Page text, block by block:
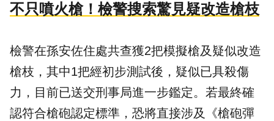
不只噴火槍！檢警搜索驚見疑改造槍枝
檢警在孫安佐住處共查獲2把模擬槍及疑似改造
槍枝，其中1把經初步測試後，疑似已具殺傷
力，目前已送交刑事局進一步鑑定。若最終確
認符合槍砲認定標準，恐將直接涉及《槍砲彈